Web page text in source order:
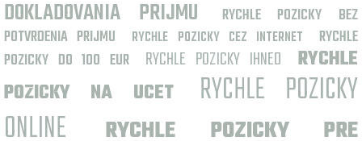
DOKLADOVANIA PRIJMU
RYCHLE POZICKY BEZ
POTVRDENIA PRIJMU
RYCHLE POZICKY CEZ INTERNET
RYCHLE
POZICKY DO 100 EUR
RYCHLE POZICKY IHNED
RYCHLE
POZICKY NA UCET
RYCHLE POZICKY
ONLINE
RYCHLE POZICKY PRE